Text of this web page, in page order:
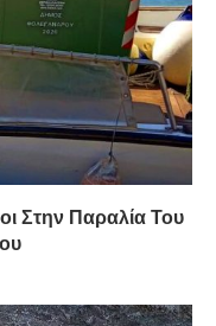
Στην Παραλία Του